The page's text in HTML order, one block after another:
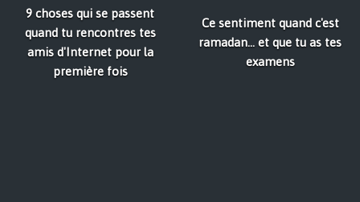
9 choses qui se passent
quand tu rencontres tes
amis d'Internet pour la
première fois
Ce sentiment quand c'est
ramadan... et que tu as tes
examens